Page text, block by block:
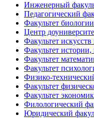
Инженерный
Педагогический
Факультет
Центр
Факультет
Факультет
Факультет
Факультет
Физико-
Факультет
Факультет
Филологический
Юридический